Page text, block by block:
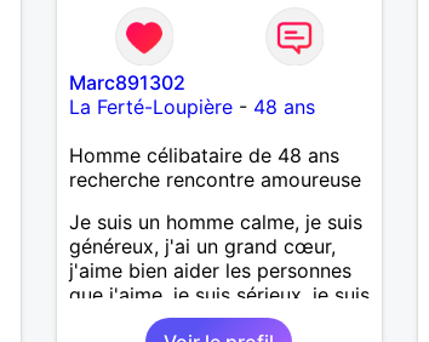
Marc891302
La Ferté-Loupière- 48 ans
Homme célibataire de 48 ans
recherche rencontre amoureuse
Je suis un homme calme, je suis
généreux, j'ai un grand cœur,
j'aime bien aider les personnes
que j'aime, je suis sérieux, je suis
sincère, je suis honnête, j'aime